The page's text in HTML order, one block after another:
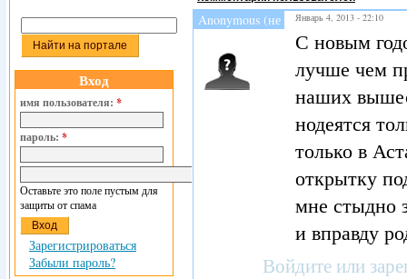
Anonymous (не
Январь 4, 2013 - 22:10
С новым
лучше чем
наших
нодеятся
только в
открытку
мне стыдно
и вправду
Войдите или
Вход
имя пользователя: *
пароль: *
Оставьте это поле пустым для
защиты от спама
Зарегистрироваться
Забыли пароль?